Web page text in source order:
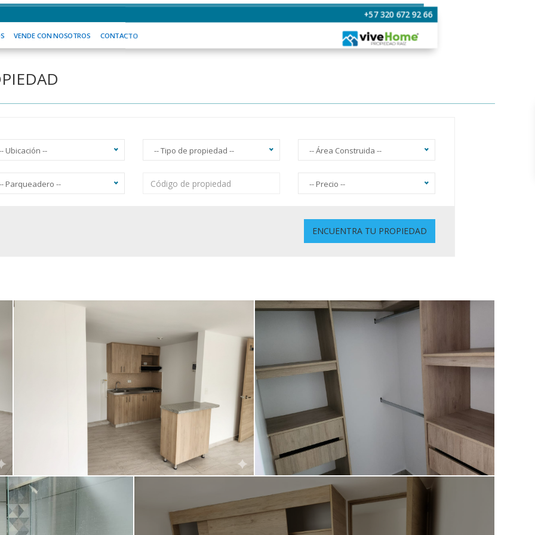
+57 320 672 92 66
VENDE CON NOSOTROS CONTACTO
Ubicación -- -- Tipo de propiedad -- -- Área Construida --
Parqueadero -- -- Precio --
Amoblado Zona infantil
Sauna Cancha Deportiva
ENCUENTRA TU PROPIEDAD